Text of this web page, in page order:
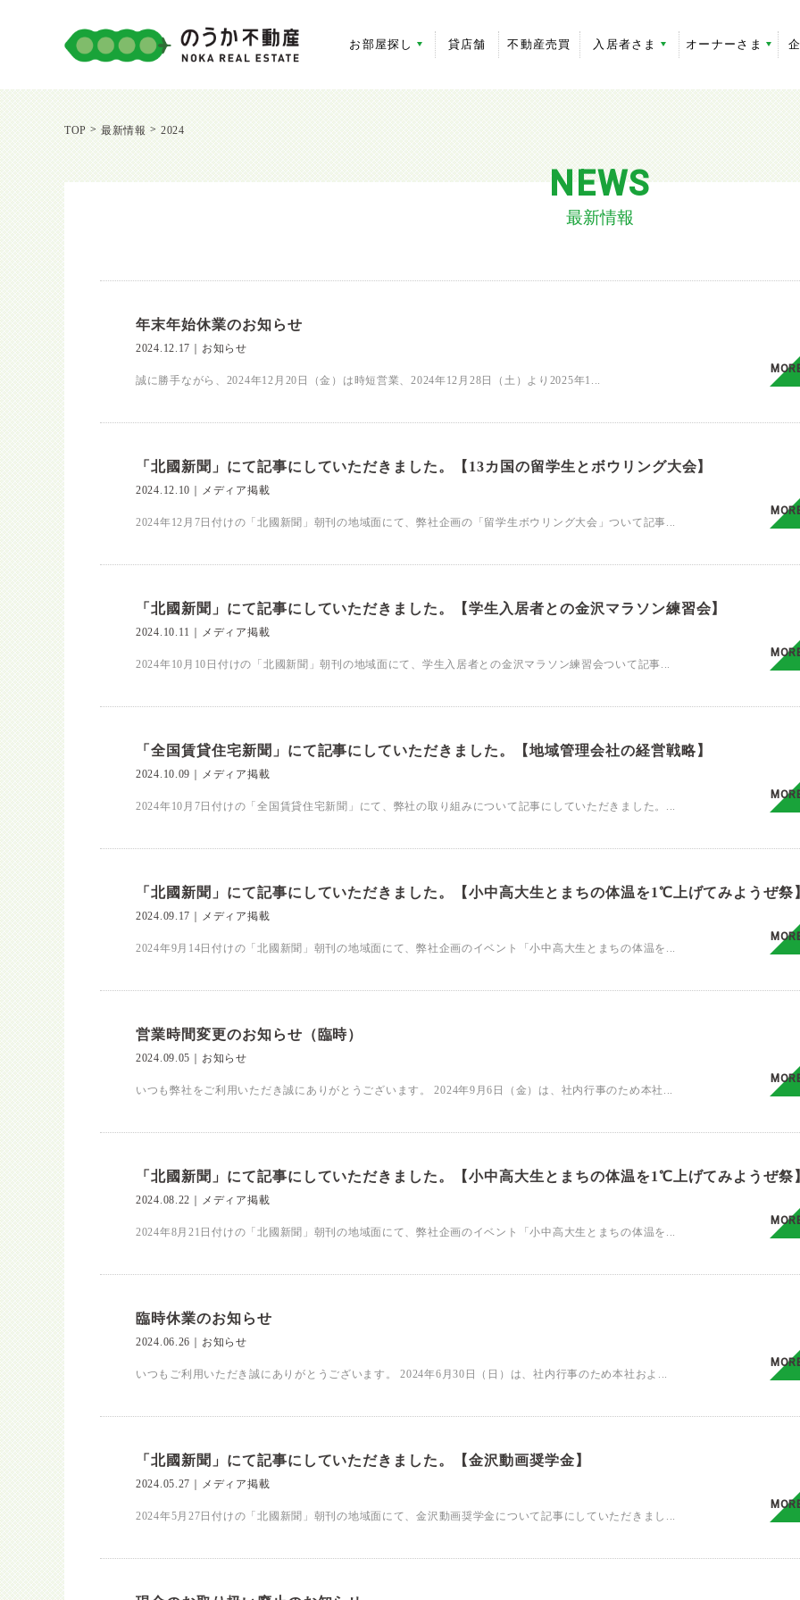
お部屋探し 貸店舗 不動産売買 入居者さま オーナーさま
TOP>最新情報>2024
NEWS
最新情報
年末年始休業のお知らせ
2024.12.17 お知らせ
誠に勝手ながら、2024年12月20日（金）は時短営業、2024年12月28日（土）より2025年1...
「北國新聞」にて記事にしていただきました。【13カ国の留学生とボウリング大会】
2024.12.10 メディア掲載
2024年12月7日付けの「北國新聞」朝刊の地域面にて、弊社企画の「留学生ボウリング大会」ついて記事...
「北國新聞」にて記事にしていただきました。【学生入居者との金沢マラソン練習会】
2024.10.11 メディア掲載
2024年10月10日付けの「北國新聞」朝刊の地域面にて、学生入居者との金沢マラソン練習会ついて記事...
「全国賃貸住宅新聞」にて記事にしていただきました。【地域管理会社の経営戦略】
2024.10.09 メディア掲載
2024年10月7日付けの「全国賃貸住宅新聞」にて、弊社の取り組みについて記事にしていただきました。...
「北國新聞」にて記事にしていただきました。【小中高大生とまちの体温を1℃上げてみようぜ祭
2024.09.17 メディア掲載
2024年9月14日付けの「北國新聞」朝刊の地域面にて、弊社企画のイベント「小中高大生とまちの体温を...
営業時間変更のお知らせ（臨時）
2024.09.05 お知らせ
いつも弊社をご利用いただき誠にありがとうございます。 2024年9月6日（金）は、社内行事のため本社...
「北國新聞」にて記事にしていただきました。【小中高大生とまちの体温を1℃上げてみようぜ祭
2024.08.22 メディア掲載
2024年8月21日付けの「北國新聞」朝刊の地域面にて、弊社企画のイベント「小中高大生とまちの体温を...
臨時休業のお知らせ
2024.06.26 お知らせ
いつもご利用いただき誠にありがとうございます。 2024年6月30日（日）は、社内行事のため本社およ...
「北國新聞」にて記事にしていただきました。【金沢動画奨学金】
2024.05.27 メディア掲載
2024年5月27日付けの「北國新聞」朝刊の地域面にて、金沢動画奨学金について記事にしていただきまし...